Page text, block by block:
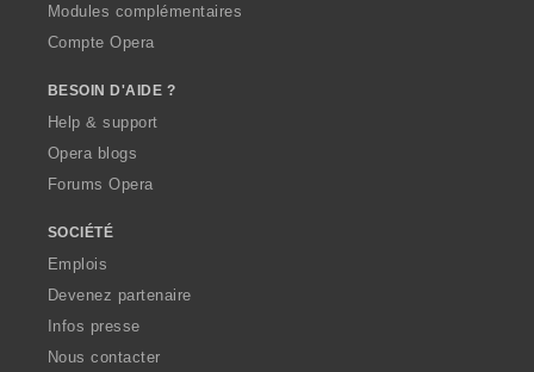
Modules complémentaires
Compte Opera
BESOIN D'AIDE ?
Help & support
Opera blogs
Forums Opera
SOCIÉTÉ
Emplois
Devenez partenaire
Infos presse
Nous contacter